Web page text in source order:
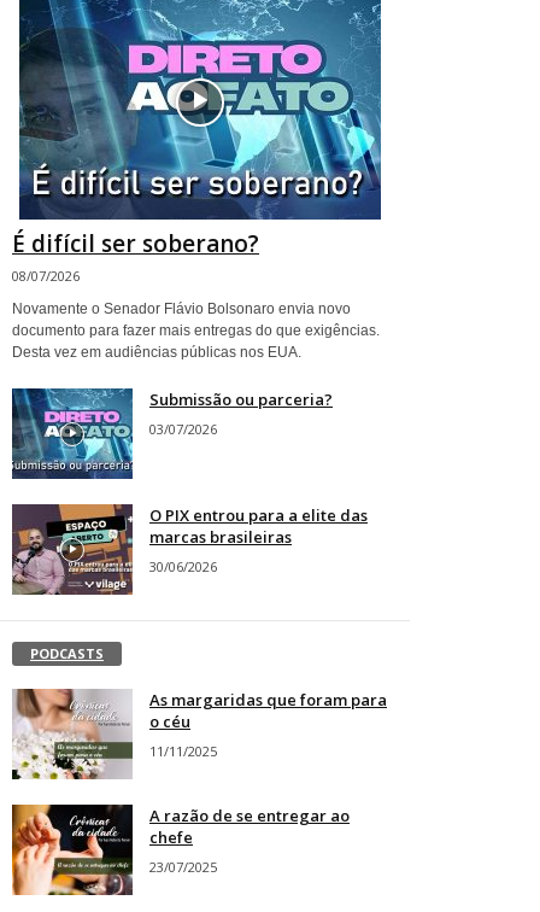
É difícil ser soberano?
08/07/2026
Novamente o Senador Flávio Bolsonaro envia novo
documento para fazer mais entregas do que exigências.
Desta vez em audiências públicas nos EUA.
Submissão ou parceria?
03/07/2026
O PIX entrou para a elite das
marcas brasileiras
30/06/2026
PODCASTS
As margaridas que foram para
o céu
11/11/2025
A razão de se entregar ao
chefe
23/07/2025